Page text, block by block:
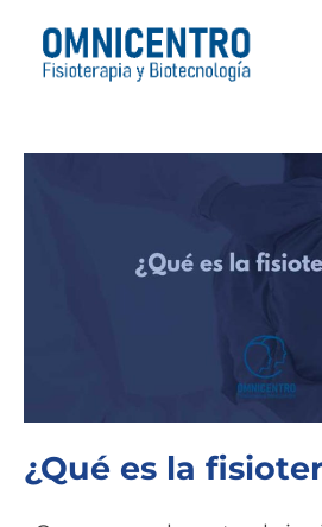
contenido
¿Qué es la